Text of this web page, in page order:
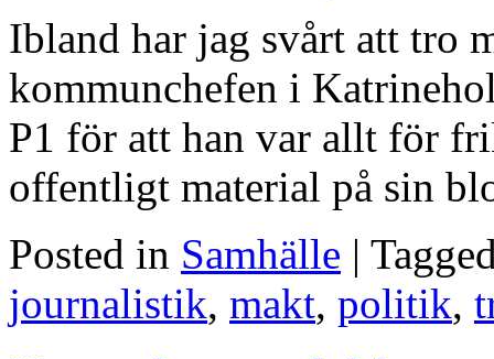
Ibland har jag svårt att tro
kommunchefen i
P1 för att han var allt för
offentligt material på sin
Posted in Samhälle |
journalistik, makt, politik,